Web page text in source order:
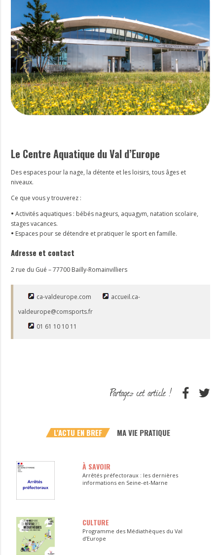
Le Centre Aquatique du Val d’Europe
Des espaces pour la nage, la détente et les loisirs, tous âges et
niveaux.
Ce que vous y trouverez :
• Activités aquatiques : bébés nageurs, aquagym, natation scolaire,
stages vacances.
• Espaces pour se détendre et pratiquer le sport en famille.
Adresse et contact
2 rue du Gué – 77700 Bailly-Romainvilliers
ca-valdeurope.com
accueil.ca-
valdeurope@comsports.fr
01 61 10 10 11
L'ACTU EN BREF MA VIE PRATIQUE
À SAVOIR
Arrêtés préfectoraux : les dernières
informations en Seine-et-Marne
CULTURE
Programme des Médiathèques du Val
d’Europe